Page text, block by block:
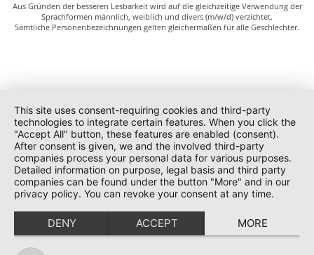
Aus Gründen der besseren Lesbarkeit wird auf die gleichzeitige Verwendung der
Sprachformen männlich, weiblich und divers (m/w/d) verzichtet.
Sämtliche Personenbezeichnungen gelten gleichermaßen für alle Geschlechter.
This site uses consent-requiring cookies and third-party
technologies to integrate certain features. When you click the
"Accept All" button, these features are enabled (consent).
After consent is given, we and the involved third-party
companies process your personal data for various purposes.
Detailed information on purpose, legal basis and third party
companies can be found under the button "More" and in our
privacy policy. You can revoke your consent at any time.
DENY ACCEPT MORE